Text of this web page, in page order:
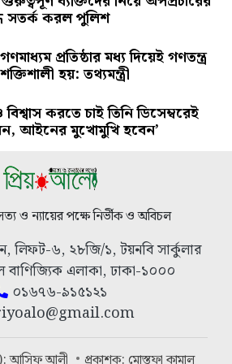
সতর্ক করল পুলিশ
প্রতিষ্ঠার মধ্য দিয়েই গণতন্ত্র
হয়: তথ্যমন্ত্রী
করতে চাই তিনি ডিসেম্বরেই
আইনের মুখোমুখি হবেন’
ও ন্যায়ের পক্ষে নির্ভীক ও অবিচল
লিফট-৬, ২৮জি/১, টয়নবি সার্কুলার
এলাকা, ঢাকা-১০০০
০১৬৭৬-৯১৫১২১